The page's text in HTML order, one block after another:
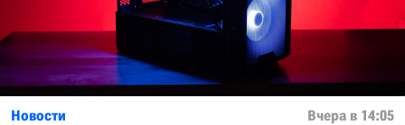
Новости Вчера в 14:05